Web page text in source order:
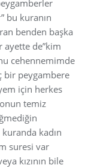
bu kuranın
benden başka
de”kim
cehennemimde
bir peygambere
için herkes
temiz
kadın
suresi var
kızının bile